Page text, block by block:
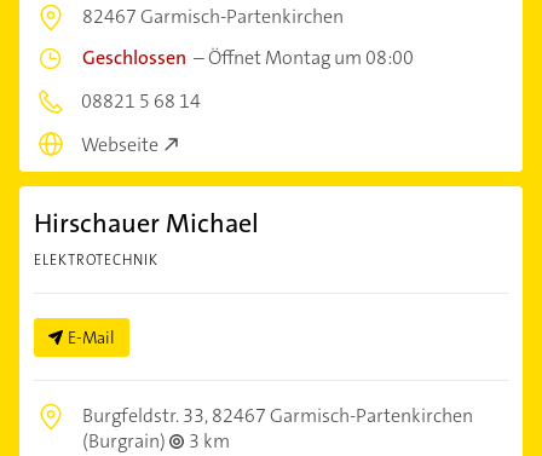
82467 Garmisch-Partenkirchen
Geschlossen –Öffnet Montag um 08:00
08821 5 68 14
Webseite
Hirschauer Michael
ELEKTROTECHNIK
E-Mail
Burgfeldstr. 33,82467 Garmisch-Partenkirchen
(Burgrain)
3 km